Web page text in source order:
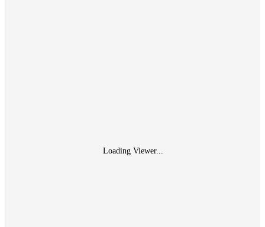
Loading Viewer...